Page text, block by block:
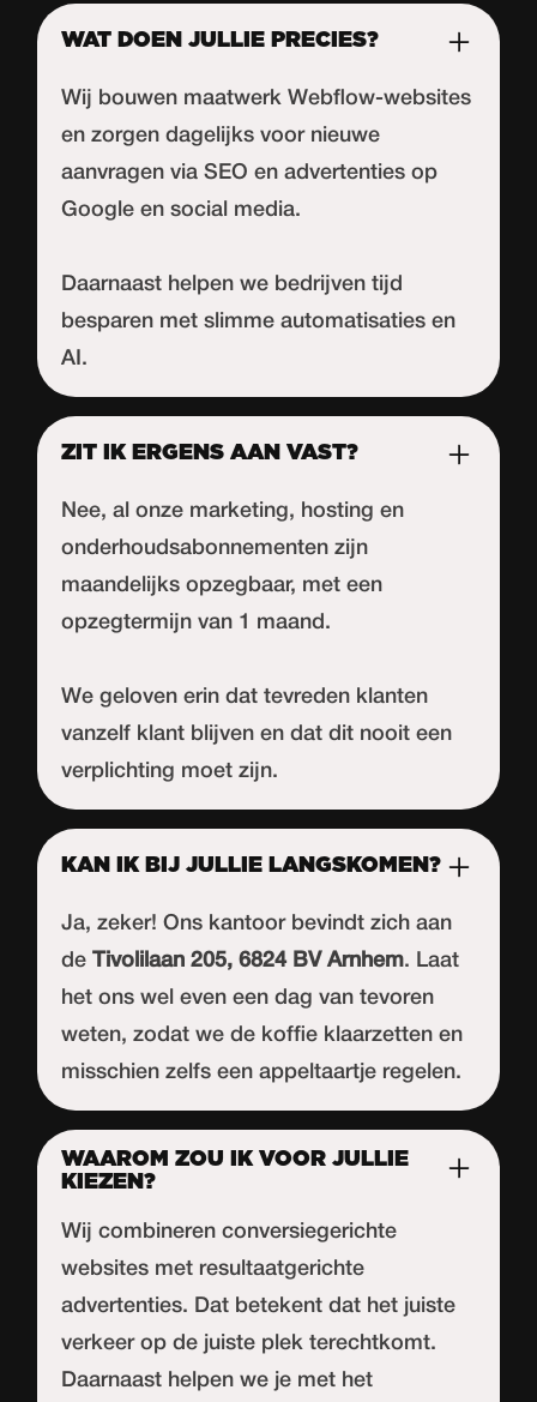
WAT DOEN JULLIE PRECIES?
Wij bouwen maatwerk Webflow-websites
en zorgen dagelijks voor nieuwe
aanvragen via SEO en advertenties op
Google en social media.
Daarnaast helpen we bedrijven tijd
besparen met slimme automatisaties en
AI.
ZIT IK ERGENS AAN VAST?
Nee, al onze marketing, hosting en
onderhoudsabonnementen zijn
maandelijks opzegbaar, met een
opzegtermijn van 1 maand.
We geloven erin dat tevreden klanten
vanzelf klant blijven en dat dit nooit een
verplichting moet zijn.
KAN IK BIJ JULLIE LANGSKOMEN?
Ja, zeker! Ons kantoor bevindt zich aan
deTivolilaan 205, 6824 BV Arnhem. Laat
het ons wel even een dag van tevoren
weten, zodat we de koffie klaarzetten en
misschien zelfs een appeltaartje regelen.
WAAROM ZOU IK VOOR JULLIE
KIEZEN?
Wij combineren conversiegerichte
websites met resultaatgerichte
advertenties. Dat betekent dat het juiste
verkeer op de juiste plek terechtkomt.
Daarnaast helpen we je met het